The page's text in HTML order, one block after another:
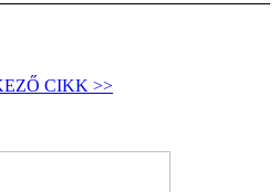
CIKK >>